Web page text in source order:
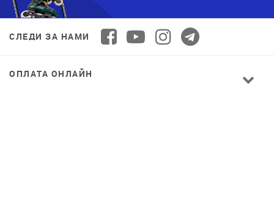
СЛЕДИ ЗА НАМИ
ОПЛАТА ОНЛАЙН